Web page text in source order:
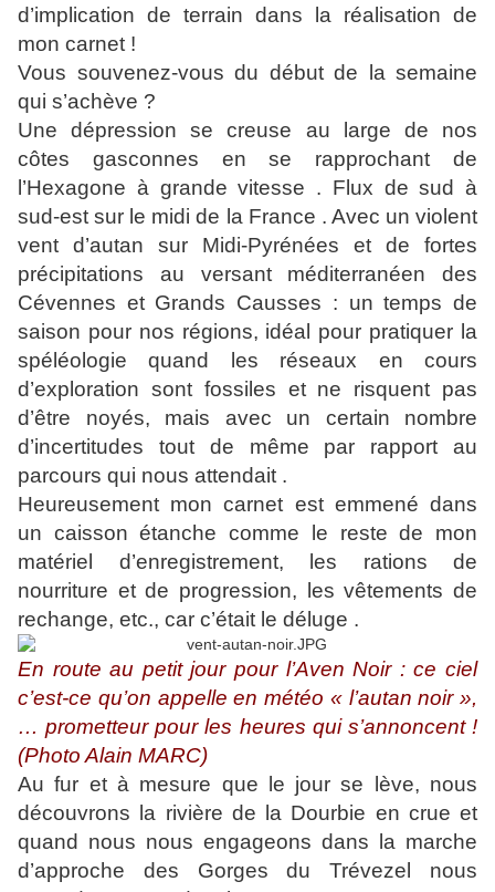
d’implication de terrain dans la réalisation de
mon carnet !
Vous souvenez-vous du début de la semaine
qui s’achève ?
Une dépression se creuse au large de nos
côtes gasconnes en se rapprochant de
l’Hexagone à grande vitesse . Flux de sud à
sud-est sur le midi de la France . Avec un violent
vent d’autan sur Midi-Pyrénées et de fortes
précipitations au versant méditerranéen des
Cévennes et Grands Causses : un temps de
saison pour nos régions, idéal pour pratiquer la
spéléologie quand les réseaux en cours
d’exploration sont fossiles et ne risquent pas
d’être noyés, mais avec un certain nombre
d’incertitudes tout de même par rapport au
parcours qui nous attendait .
Heureusement mon carnet est emmené dans
un caisson étanche comme le reste de mon
matériel d’enregistrement, les rations de
nourriture et de progression, les vêtements de
rechange, etc., car c’était le déluge .
En route au petit jour pour l’Aven Noir : ce ciel
c’est-ce qu’on appelle en météo « l’autan noir »,
… prometteur pour les heures qui s’annoncent !
(Photo Alain MARC)
Au fur et à mesure que le jour se lève, nous
découvrons la rivière de la Dourbie en crue et
quand nous nous engageons dans la marche
d’approche des Gorges du Trévezel nous